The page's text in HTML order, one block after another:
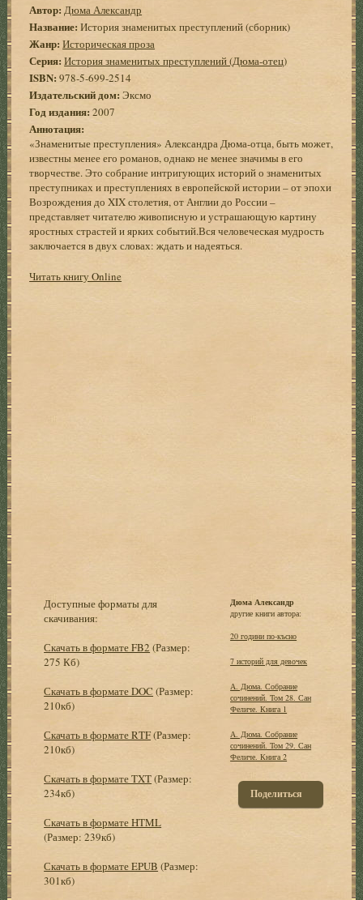
Автор: Дюма Александр
Название: История знаменитых преступлений (сборник)
Жанр: Историческая проза
Серия: История знаменитых преступлений (Дюма-отец)
ISBN: 978-5-699-2514
Издательский дом: Эксмо
Год издания: 2007
Аннотация:
«Знаменитые преступления» Александра Дюма-отца, быть может,
известны менее его романов, однако не менее значимы в его
творчестве. Это собрание интригующих историй о знаменитых
преступниках и преступлениях в европейской истории – от эпохи
Возрождения до XIX столетия, от Англии до России –
представляет читателю живописную и устрашающую картину
яростных страстей и ярких событий.Вся человеческая мудрость
заключается в двух словах: ждать и надеяться.
Читать книгу Online
Доступные форматы для
скачивания:
Скачать в формате FB2 (Размер:
275 Кб)
Скачать в формате DOC (Размер:
210кб)
Скачать в формате RTF(Размер:
210кб)
Скачать в формате TXT(Размер:
234кб)
Скачать в формате HTML
(Размер: 239кб)
Скачать в формате EPUB (Размер:
301кб)
Дюма Александр
другие книги автора:
20 години по-късно
7 историй для девочек
А. Дюма. Собрание
сочинений. Том 28. Сан
Феличе. Книга 1
А. Дюма. Собрание
сочинений. Том 29. Сан
Феличе. Книга 2
Поделиться